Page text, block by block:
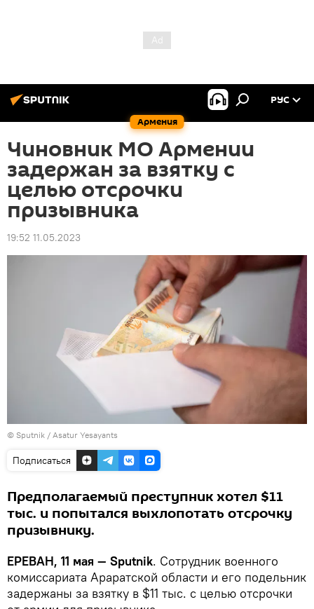
Армения
РУС
Чиновник МО Армении
задержан за взятку с
целью отсрочки
призывника
19:52 11.05.2023
© Sputnik / Asatur Yesayants
Подписаться
Предполагаемый преступник хотел $11
тыс. и попытался выхлопотать отсрочку
призывнику.
ЕРЕВАН, 11 мая — Sputnik. Сотрудник военного
комиссариата Араратской области и его подельник
задержаны за взятку в $11 тыс. с целью отсрочки